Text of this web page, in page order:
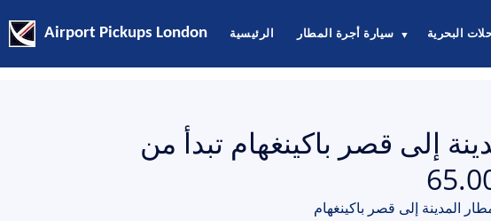
Airport Pickups London الرئيسية سيارة أجرة المطار ▼ البحرية
إلى قصر باكينغهام تبدأ من
المدينة إلى قصر باكينغهام